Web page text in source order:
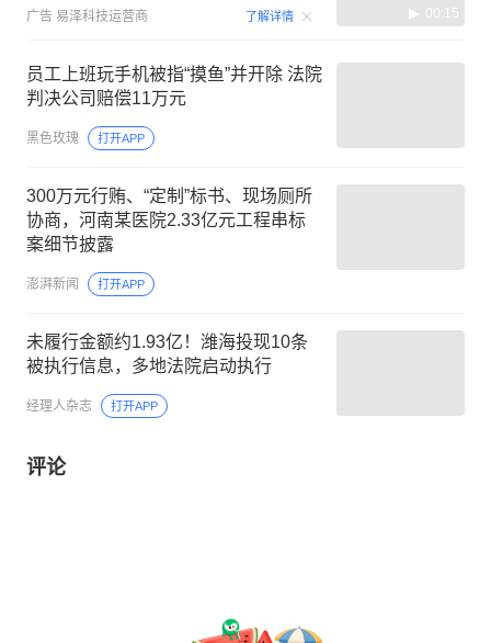
广告 易泽科技运营商 了解详情 00:15
员工上班玩手机被指“摸鱼”并开除 法院
判决公司赔偿11万元
黑色玫瑰 打开APP
300万元行贿、“定制”标书、现场厕所
协商，河南某医院2.33亿元工程串标
案细节披露
澎湃新闻 打开APP
未履行金额约1.93亿！潍海投现10条
被执行信息，多地法院启动执行
经理人杂志 打开APP
评论